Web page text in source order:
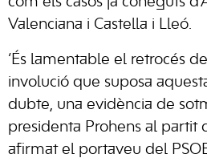
Valenciana i Castella i Lleó.
‘És lamentable el retrocés
involució que suposa
dubte, una evidència de
presidenta Prohens al partit
afirmat el portaveu del